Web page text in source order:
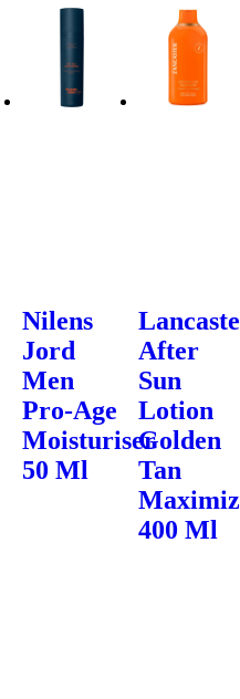
Nilens
Jord
Men
Pro-Age
Moisturiser
50 Ml
After
Sun
Lotion
Golden
Tan
400 Ml